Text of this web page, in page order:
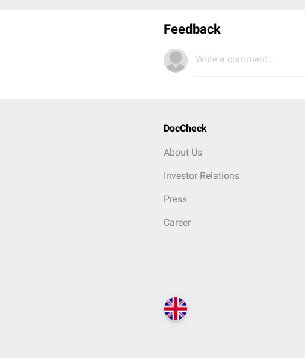
Feedback
Write a comment...
DocCheck
About Us
Investor Relations
Press
Career